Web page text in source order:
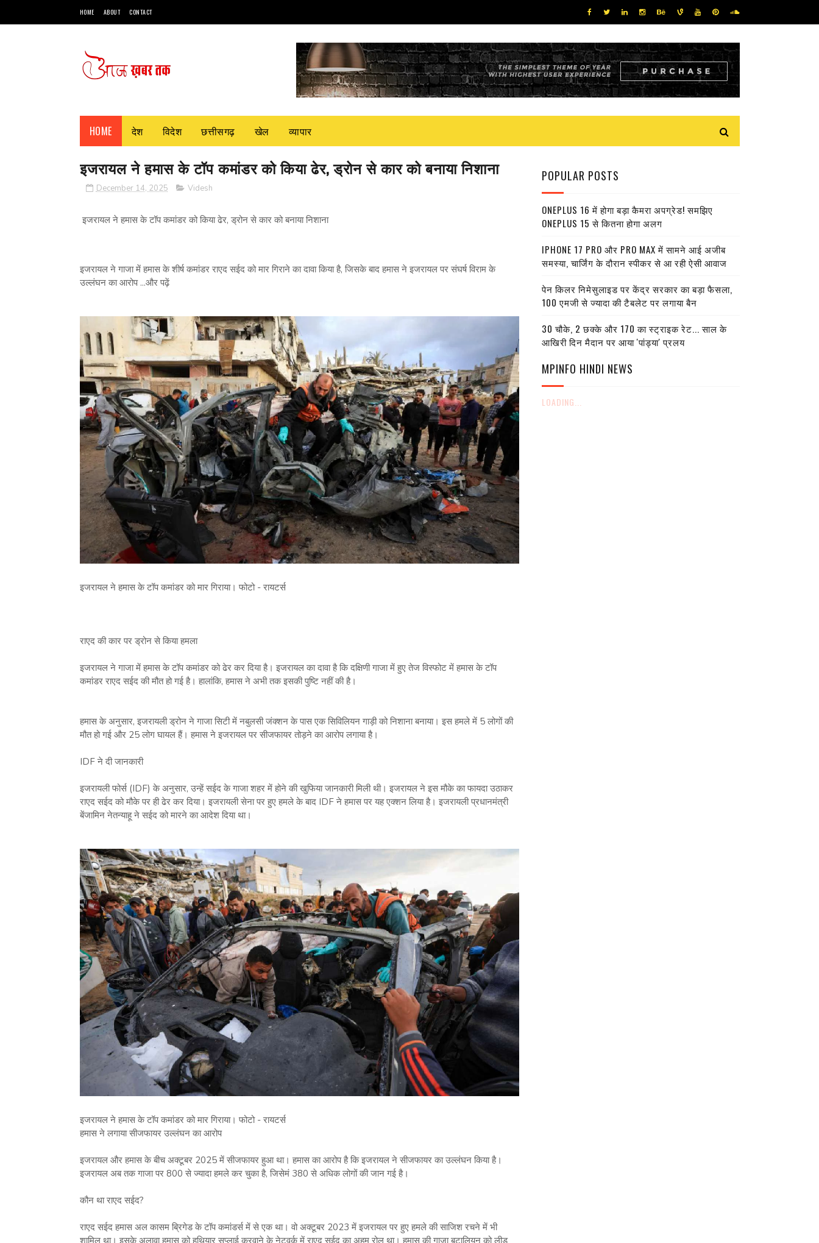
HOME ABOUT CONTACT
HOME देश विदेश छत्तीसगढ़ खेल व्यापार
इजरायल ने हमास के टॉप कमांडर को किया ढेर, ड्रोन से कार को बनाया निशाना
December 14, 2025 Videsh
इजरायल ने हमास के टॉप कमांडर को किया ढेर, ड्रोन से कार को बनाया निशाना
इजरायल ने गाजा में हमास के शीर्ष कमांडर राएद सईद को मार गिराने का दावा किया है, जिसके बाद हमास ने इजरायल पर संघर्ष विराम के
उल्लंघन का आरोप ...और पढ़ें
इजरायल ने हमास के टॉप कमांडर को मार गिराया। फोटो - रायटर्स
राएद की कार पर ड्रोन से किया हमला
इजरायल ने गाजा में हमास के टॉप कमांडर को ढेर कर दिया है। इजरायल का दावा है कि दक्षिणी गाजा में हुए तेज विस्फोट में हमास के टॉप
कमांडर राएद सईद की मौत हो गई है। हालांकि, हमास ने अभी तक इसकी पुष्टि नहीं की है।
हमास के अनुसार, इजरायली ड्रोन ने गाजा सिटी में नबुलसी जंक्शन के पास एक सिविलियन गाड़ी को निशाना बनाया। इस हमले में 5 लोगों की
मौत हो गई और 25 लोग घायल हैं। हमास ने इजरायल पर सीजफायर तोड़ने का आरोप लगाया है।
IDF ने दी जानकारी
इजरायली फोर्स (IDF) के अनुसार, उन्हें सईद के गाजा शहर में होने की खुफिया जानकारी मिली थी। इजरायल ने इस मौके का फायदा उठाकर
राएद सईद को मौके पर ही ढेर कर दिया। इजरायली सेना पर हुए हमले के बाद IDF ने हमास पर यह एक्शन लिया है। इजरायली प्रधानमंत्री
बेंजामिन नेतन्याहू ने सईद को मारने का आदेश दिया था।
इजरायल ने हमास के टॉप कमांडर को मार गिराया। फोटो - रायटर्स
हमास ने लगाया सीजफायर उल्लंघन का आरोप
इजरायल और हमास के बीच अक्टूबर 2025 में सीजफायर हुआ था। हमास का आरोप है कि इजरायल ने सीजफायर का उल्लंघन किया है।
इजरायल अब तक गाजा पर 800 से ज्यादा हमले कर चुका है, जिसेमं 380 से अधिक लोगों की जान गई है।
कौन था राएद सईद?
राएद सईद हमास अल कासम ब्रिगेड के टॉप कमांडर्स में से एक था। वो अक्टूबर 2023 में इजरायल पर हुए हमले की साजिश रचने में भी
शामिल था। इसके अलावा हमास को हथियार सप्लाई करवाने के नेटवर्क में राएद सईद का अहम रोल था। हमास की गाजा बटालियन को लीड
POPULAR POSTS
ONEPLUS 16 में होगा बड़ा कैमरा अपग्रेड! समझिए
ONEPLUS 15 से कितना होगा अलग
IPHONE 17 PRO और PRO MAX में सामने आई अजीब
समस्या, चार्जिंग के दौरान स्पीकर से आ रही ऐसी आवाज
पेन किलर निमेसुलाइड पर केंद्र सरकार का बड़ा फैसला,
100 एमजी से ज्यादा की टैबलेट पर लगाया बैन
30 चौके, 2 छक्के और 170 का स्ट्राइक रेट... साल के
आखिरी दिन मैदान पर आया 'पांड्या' प्रलय
MPINFO HINDI NEWS
LOADING...